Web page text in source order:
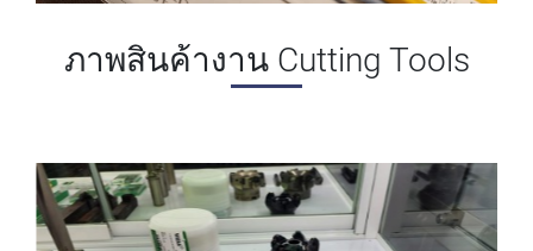
ภาพสินค้างาน Cutting Tools